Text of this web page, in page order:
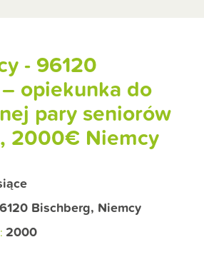
- 96120
opiekunka do
pary seniorów
2000€ Niemcy
Bischberg, Niemcy
2000